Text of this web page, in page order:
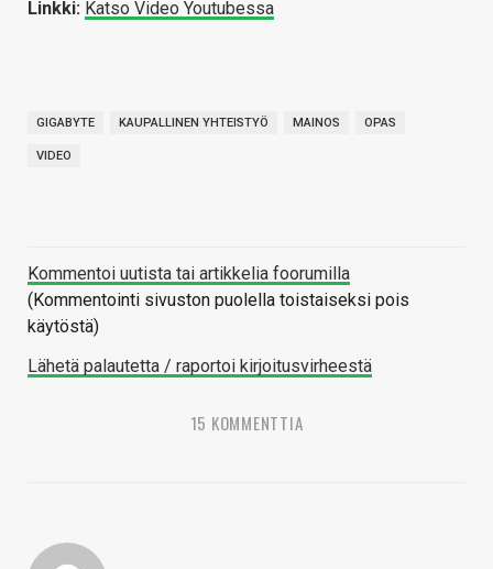
Linkki: Katso Video Youtubessa
GIGABYTE KAUPALLINEN YHTEISTYÖ MAINOS OPAS
VIDEO
Kommentoi uutista tai artikkelia foorumilla
(Kommentointi sivuston puolella toistaiseksi pois
käytöstä)
Lähetä palautetta / raportoi kirjoitusvirheestä
15 KOMMENTTIA